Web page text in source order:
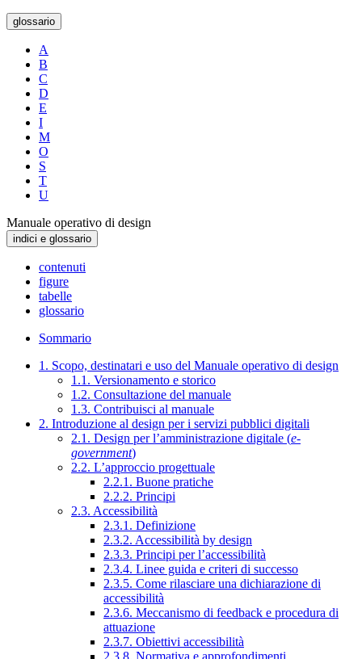
glossario
A
B
C
D
E
I
M
O
S
T
U
Manuale operativo di design
indici e glossario
contenuti
figure
tabelle
glossario
Sommario
1. Scopo, destinatari e uso del Manuale operativo di design
1.1. Versionamento e storico
1.2. Consultazione del manuale
1.3. Contribuisci al manuale
2. Introduzione al design per i servizi pubblici digitali
2.1. Design per l’amministrazione digitale (e-
government)
2.2. L’approccio progettuale
2.2.1. Buone pratiche
2.2.2. Principi
2.3. Accessibilità
2.3.1. Definizione
2.3.2. Accessibilità by design
2.3.3. Principi per l’accessibilità
2.3.4. Linee guida e criteri di successo
2.3.5. Come rilasciare una dichiarazione di
accessibilità
2.3.6. Meccanismo di feedback e procedura di
attuazione
2.3.7. Obiettivi accessibilità
2.3.8. Normativa e approfondimenti